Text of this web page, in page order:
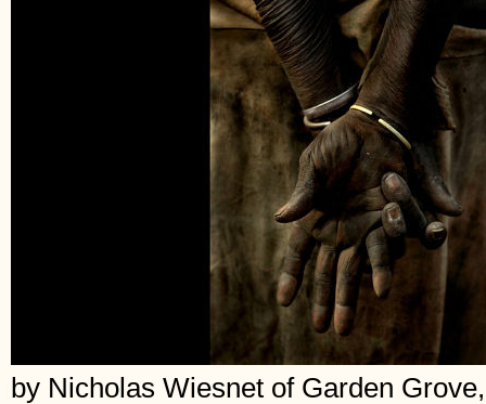
by Nicholas Wiesnet of Garden